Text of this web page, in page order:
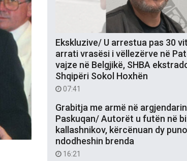
Ekskluzive/ U arrestua pas 30
arrati vrasësi i vëllezërve në
vajze në Belgjikë, SHBA
Shqipëri Sokol Hoxhën
07:41
Grabitja me armë në
Paskuqan/ Autorët u futën në
kallashnikov, kërcënuan dy
ndodheshin brenda
16:21